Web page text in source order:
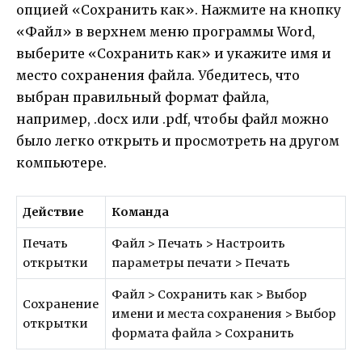
опцией «Сохранить как». Нажмите на кнопку
«Файл» в верхнем меню программы Word,
выберите «Сохранить как» и укажите имя и
место сохранения файла. Убедитесь, что
выбран правильный формат файла,
например, .docx или .pdf, чтобы файл можно
было легко открыть и просмотреть на другом
компьютере.
Действие Команда
Печать
открытки
Файл > Печать > Настроить
параметры печати > Печать
Сохранение
открытки
Файл > Сохранить как > Выбор
имени и места сохранения > Выбор
формата файла > Сохранить